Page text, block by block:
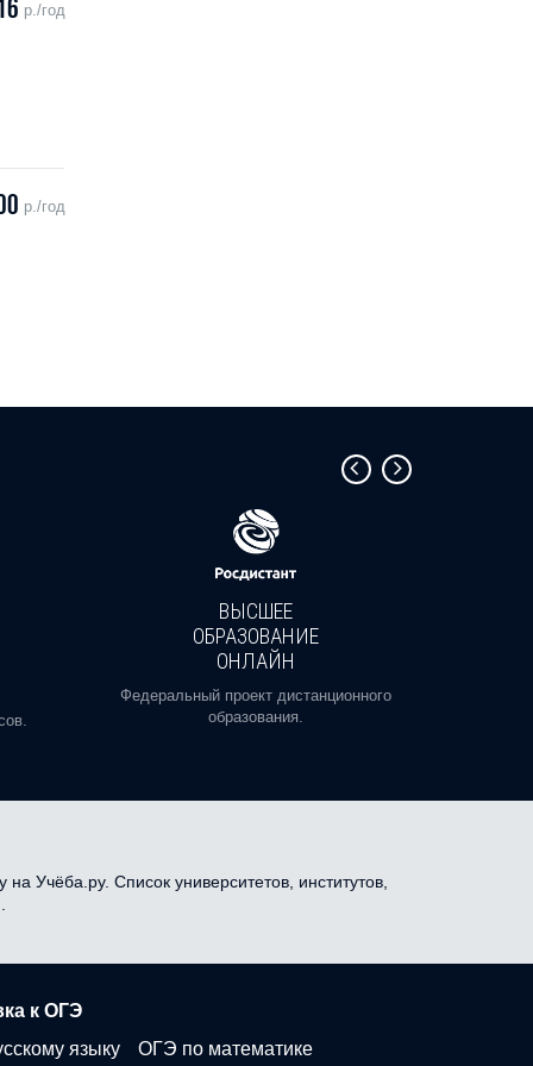
р./год
р./год
ВЫСШЕЕ
ОБРАЗОВАНИЕ
ОНЛАЙН
Федеральный проект дистанционного
образования.
Учёба.ру. Список университетов, институтов,
к ОГЭ
языку
ОГЭ по математике